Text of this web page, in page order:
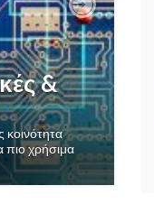
&
πιο χρήσιμα
Next